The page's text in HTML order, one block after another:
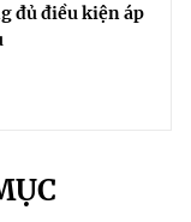
đủ điều kiện áp